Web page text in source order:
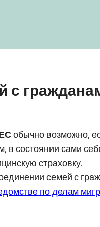
с
обычно возможно,
в состоянии сами
страховку.
семей с
по делам